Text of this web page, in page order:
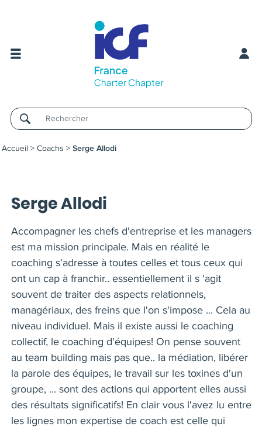
Username
Accueil > Coachs > Serge Allodi
Serge Allodi
Accompagner les chefs d'entreprise et les managers
est ma mission principale. Mais en réalité le
coaching s'adresse à toutes celles et tous ceux qui
ont un cap à franchir.. essentiellement il s 'agit
souvent de traiter des aspects relationnels,
managériaux, des freins que l'on s'impose ... Cela au
niveau individuel. Mais il existe aussi le coaching
collectif, le coaching d'équipes! On pense souvent
au team building mais pas que.. la médiation, libérer
la parole des équipes, le travail sur les toxines d'un
groupe, ... sont des actions qui apportent elles aussi
des résultats significatifs! En clair vous l'avez lu entre
les lignes mon expertise de coach est celle qui